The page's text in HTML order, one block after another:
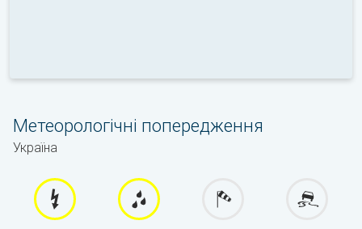
Метеорологічні попередження
Україна